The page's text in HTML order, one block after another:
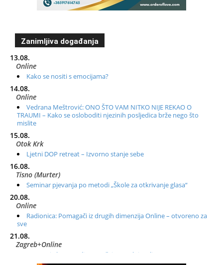
Zanimljiva događanja
13.08.
Online
Kako se nositi s emocijama?
14.08.
Online
Vedrana Meštrović: ONO ŠTO VAM NITKO NIJE REKAO O
TRAUMI – Kako se osloboditi njezinih posljedica brže nego što
mislite
15.08.
Otok Krk
Ljetni DOP retreat – Izvorno stanje sebe
16.08.
Tisno (Murter)
Seminar pjevanja po metodi „Škole za otkrivanje glasa“
20.08.
Online
Radionica: Pomagači iz drugih dimenzija Online – otvoreno za
sve
21.08.
Zagreb+Online
Osnovni ThetaHealing® tečaj, Zagreb i Online